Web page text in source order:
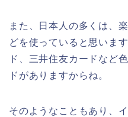
また、日本人の多くは、
どを使っていると思いま
ド、三井住友カードなど
ドがありますからね。
そのようなこともあり、